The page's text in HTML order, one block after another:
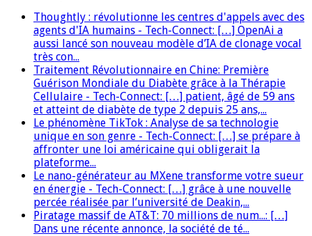
Thoughtly : révolutionne les centres d'appels avec des
agents d'IA humains - Tech-Connect: […] OpenAi a
aussi lancé son nouveau modèle d’IA de clonage vocal
très con...
Traitement Révolutionnaire en Chine: Première
Guérison Mondiale du Diabète grâce à la Thérapie
Cellulaire - Tech-Connect: […] patient, âgé de 59 ans
et atteint de diabète de type 2 depuis 25 ans,...
Le phénomène TikTok : Analyse de sa technologie
unique en son genre - Tech-Connect: […] se prépare à
affronter une loi américaine qui obligerait la
plateforme...
Le nano-générateur au MXene transforme votre sueur
en énergie - Tech-Connect: […] grâce à une nouvelle
percée réalisée par l’université de Deakin,...
Piratage massif de AT&T: 70 millions de num...: […]
Dans une récente annonce, la société de té...